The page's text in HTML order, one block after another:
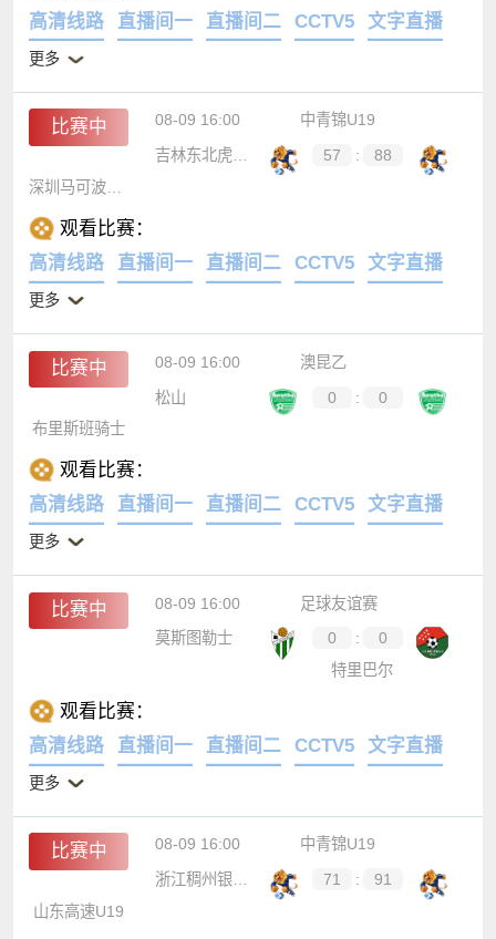
高清线路
直播间一 直播间二 CCTV5 文字直播
更多
比赛中 08-09 16:00
中青锦U19
吉林东北虎U19
57 :
88
深圳马可波罗U19
观看比赛：
高清线路
直播间一 直播间二 CCTV5 文字直播
更多
比赛中 08-09 16:00
澳昆乙
松山
0 :
0
布里斯班骑士
观看比赛：
高清线路
直播间一 直播间二 CCTV5 文字直播
更多
比赛中 08-09 16:00
足球友谊赛
莫斯图勒士
0 :
0
特里巴尔
观看比赛：
高清线路
直播间一 直播间二 CCTV5 文字直播
更多
比赛中 08-09 16:00
中青锦U19
浙江稠州银行U19
71 :
91
山东高速U19